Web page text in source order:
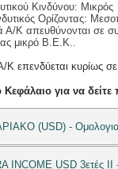
Κινδύνου: Μικρός
Ορίζοντας:
Α/Κ απευθύνονται σε
μικρό Β.Ε.Κ..
Κ επενδύεται κυρίως
Κεφάλαιο για να
(USD) -
INCOME